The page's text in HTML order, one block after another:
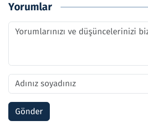
Yorumlar
Gönder